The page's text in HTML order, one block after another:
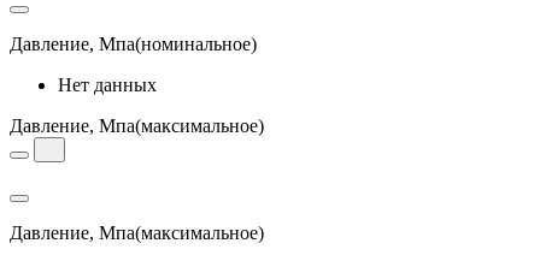
Давление, Мпа(номинальное)
Нет данных
Давление, Мпа(максимальное)
Давление, Мпа(максимальное)